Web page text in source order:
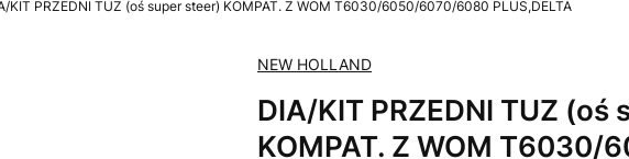
KIT PRZEDNI TUZ (oś super steer) KOMPAT. Z WOM T6030/6050/6070/6080 PLUS,DELTA
NEW HOLLAND
DIA/KIT PRZEDNI TUZ (oś
KOMPAT. Z WOM